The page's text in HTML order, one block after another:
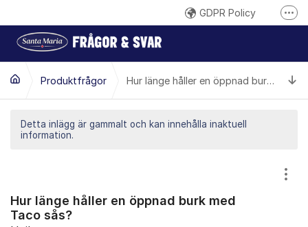
GDPR Policy
Här reklamerar du en produkt
Inspireras på santamaria.se
Gilla oss på Facebook
Produktfrågor Hur länge håller en öppnad burk med Taco sås?
Detta inlägg är gammalt och kan innehålla inaktuell
information.
Hur länge håller en öppnad burk med
Taco sås?